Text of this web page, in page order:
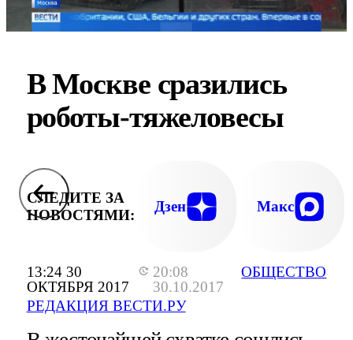
13:24 30
ОКТЯБРЯ 2017
20:08
30.10.2017
РЕДАКЦИЯ ВЕСТИ.РУ
ОБЩЕСТВО
В Москве сразились
роботы-тяжеловесы
СЛЕДИТЕ ЗА
НОВОСТЯМИ:
Дзен Макс